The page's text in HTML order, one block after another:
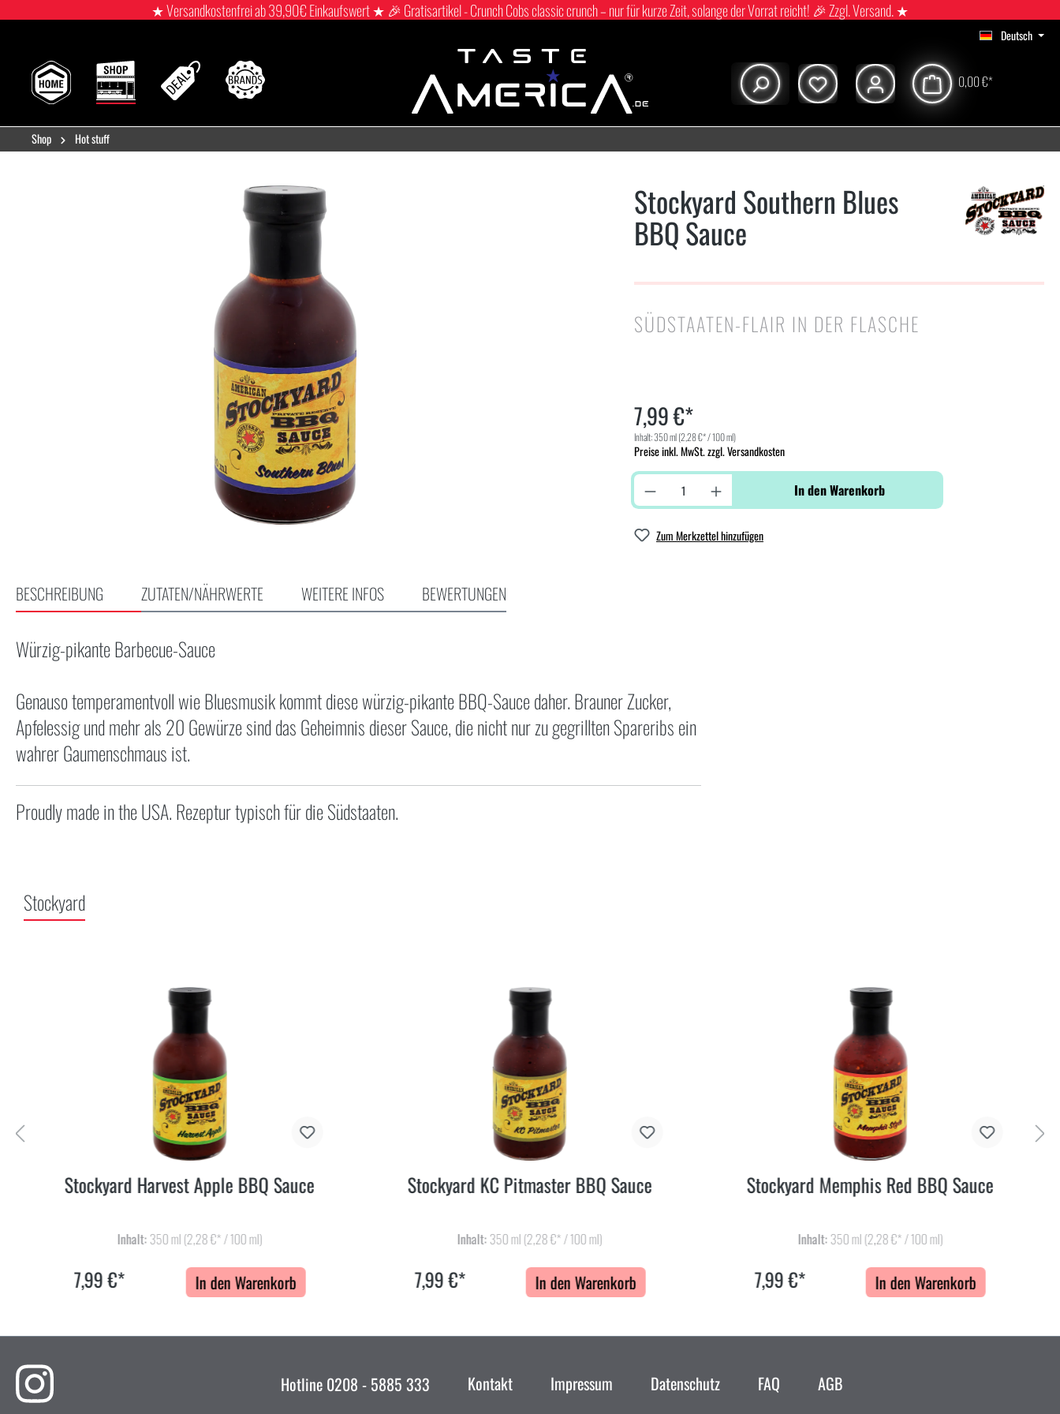
★ Versandkostenfrei ab 39,90€ Einkaufswert ★ 🎉 Gratisartikel - Crunch Cobs classic crunch – nur für kurze Zeit, solange der Vorrat reicht! 🎉 Zzgl. Versand. ★
Deutsch
0,00 €*
Shop Hot stuff
Stockyard Southern Blues
BBQ Sauce
SÜDSTAATEN-FLAIR IN DER FLASCHE
7,99 €*
Inhalt:350 ml(2,28 €* / 100 ml)
Preise inkl. MwSt. zzgl. Versandkosten
In den Warenkorb
Zum Merkzettel hinzufügen
BESCHREIBUNG ZUTATEN/NÄHRWERTE WEITERE INFOS BEWERTUNGEN
Würzig-pikante Barbecue-Sauce
Genauso temperamentvoll wie Bluesmusik kommt diese würzig-pikante BBQ-Sauce daher. Brauner Zucker,
Apfelessig und mehr als 20 Gewürze sind das Geheimnis dieser Sauce, die nicht nur zu gegrillten Spareribs ein
wahrer Gaumenschmaus ist.
Proudly made in the USA. Rezeptur typisch für die Südstaaten.
Stockyard
Stockyard Harvest Apple BBQ Sauce
Inhalt:350 ml (2,28 €* / 100 ml)
7,99 €* In den Warenkorb
Stockyard KC Pitmaster BBQ Sauce
Inhalt:350 ml (2,28 €* / 100 ml)
7,99 €* In den Warenkorb
Stockyard Memphis Red BBQ Sauce
Inhalt:350 ml (2,28 €* / 100 ml)
7,99 €* In den Warenkorb
Hotline 0208 - 5885 333 Kontakt Impressum Datenschutz FAQ AGB